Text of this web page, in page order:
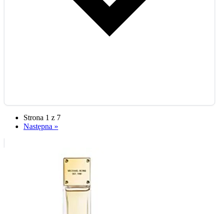
Strona 1 z 7
Następna »